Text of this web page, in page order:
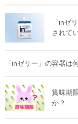
「inゼ
されて
「inゼリー」の容器は
賞味期
か？